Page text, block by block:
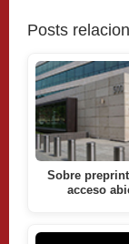
Posts
Sobre
acceso